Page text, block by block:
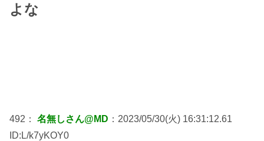
よな
492： 名無しさん@MD ：2023/05/30(火) 16:31:12.61
ID:L/k7yKOY0